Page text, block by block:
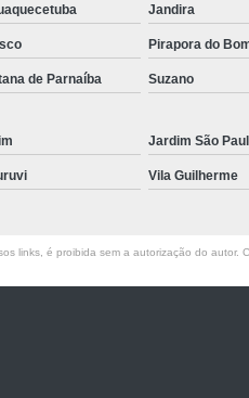
Jandira
Pirapora do
de Parnaíba Suzano
Jardim São
Vila Guilherme
é proibida sem a autorização do autor.